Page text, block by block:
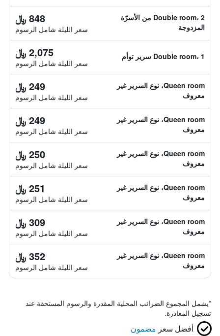
Double room، 2 من الأسرّة
المزدوجة
848 ﷼
سعر الليلة شامل الرسوم
Double room، 1 سرير توأم 2,075 ﷼
سعر الليلة شامل الرسوم
Queen room، نوع السرير غير
معروف
249 ﷼
سعر الليلة شامل الرسوم
Queen room، نوع السرير غير
معروف
249 ﷼
سعر الليلة شامل الرسوم
Queen room، نوع السرير غير
معروف
250 ﷼
سعر الليلة شامل الرسوم
Queen room، نوع السرير غير
معروف
251 ﷼
سعر الليلة شامل الرسوم
Queen room، نوع السرير غير
معروف
309 ﷼
سعر الليلة شامل الرسوم
Queen room، نوع السرير غير
معروف
352 ﷼
سعر الليلة شامل الرسوم
*يشمل المجموع الضرائب المحلية المقدرة والرسوم المستحقة عند
تسجيل المغادرة.
أفضل سعر مضمون